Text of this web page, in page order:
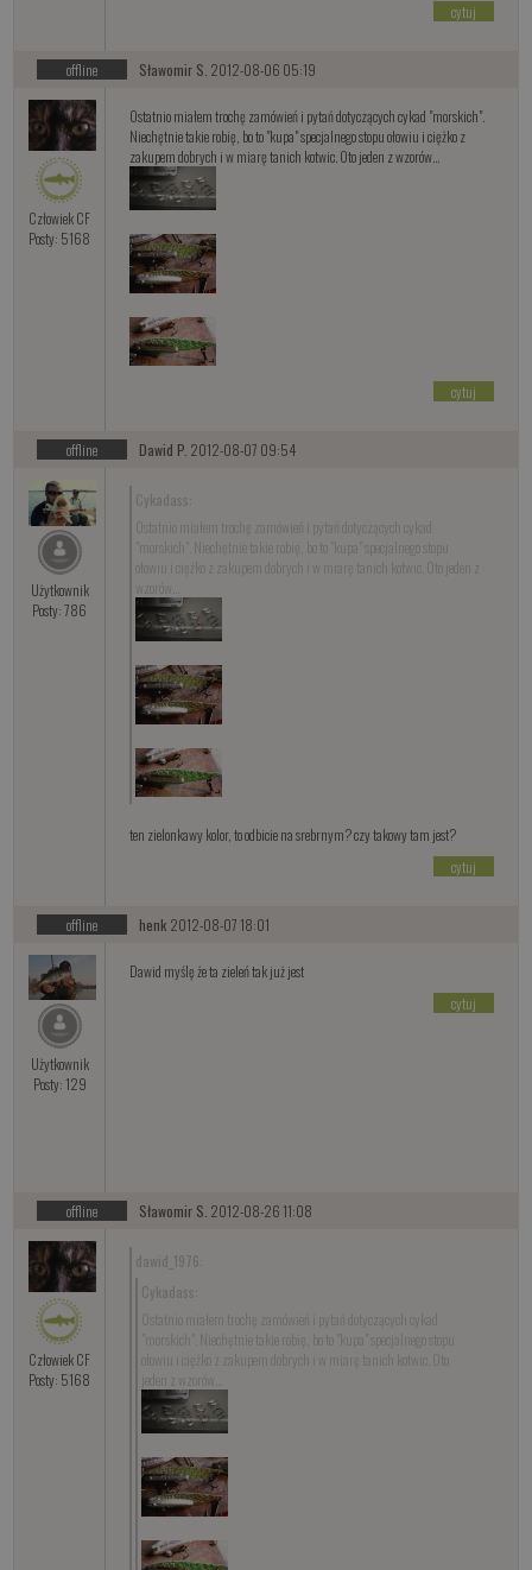
cytuj
offline Sławomir S. 2012-08-06 05:19
Człowiek CF
Posty: 5168
Ostatnio miałem trochę zamówień i pytań dotyczących cykad "morskich".
Niechętnie takie robię, bo to "kupa" specjalnego stopu ołowiu i ciężko z
zakupem dobrych i w miarę tanich kotwic. Oto jeden z wzorów...
cytuj
offline Dawid P. 2012-08-07 09:54
Użytkownik
Posty: 786
Cykadass:
Ostatnio miałem trochę zamówień i pytań dotyczących cykad
"morskich". Niechętnie takie robię, bo to "kupa" specjalnego stopu
ołowiu i ciężko z zakupem dobrych i w miarę tanich kotwic. Oto jeden z
wzorów...
ten zielonkawy kolor, to odbicie na srebrnym? czy takowy tam jest?
cytuj
offline henk 2012-08-07 18:01
Użytkownik
Posty: 129
Dawid myślę że ta zieleń tak już jest
cytuj
offline Sławomir S. 2012-08-26 11:08
Człowiek CF
Posty: 5168
dawid_1976:
Cykadass:
Ostatnio miałem trochę zamówień i pytań dotyczących cykad
"morskich". Niechętnie takie robię, bo to "kupa" specjalnego stopu
ołowiu i ciężko z zakupem dobrych i w miarę tanich kotwic. Oto
jeden z wzorów...